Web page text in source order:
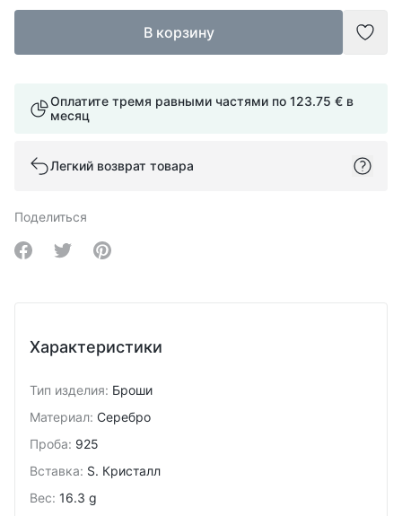
В корзину
Оплатите тремя равными частями по 123.75 € в
месяц
Легкий возврат товара
Поделиться
Share on Facebook
Share on Twitter
Share on Pinterest
Характеристики
Тип изделия: Броши
Материал: Серебро
Проба: 925
Вставка: S. Кристалл
Вес: 16.3 g